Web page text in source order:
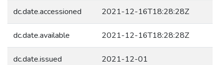
dc.date.accessioned 2021-12-16T18:28:28Z
dc.date.available 2021-12-16T18:28:28Z
dc.date.issued 2021-12-01